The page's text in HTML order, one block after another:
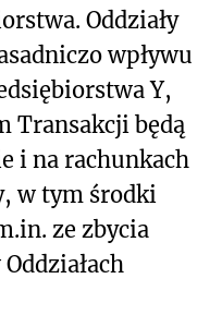
Oddziały
wpływu
Y,
Transakcji będą
i na rachunkach
w tym środki
ze zbycia